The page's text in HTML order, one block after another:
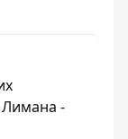
Лимана -